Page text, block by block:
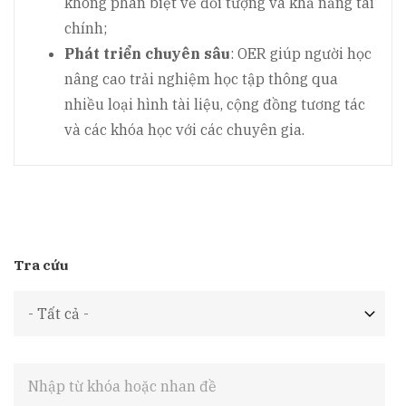
chính;
Phát triển chuyên sâu: OER giúp người học
nâng cao trải nghiệm học tập thông qua
nhiều loại hình tài liệu, cộng đồng tương tác
và các khóa học với các chuyên gia.
Tra cứu